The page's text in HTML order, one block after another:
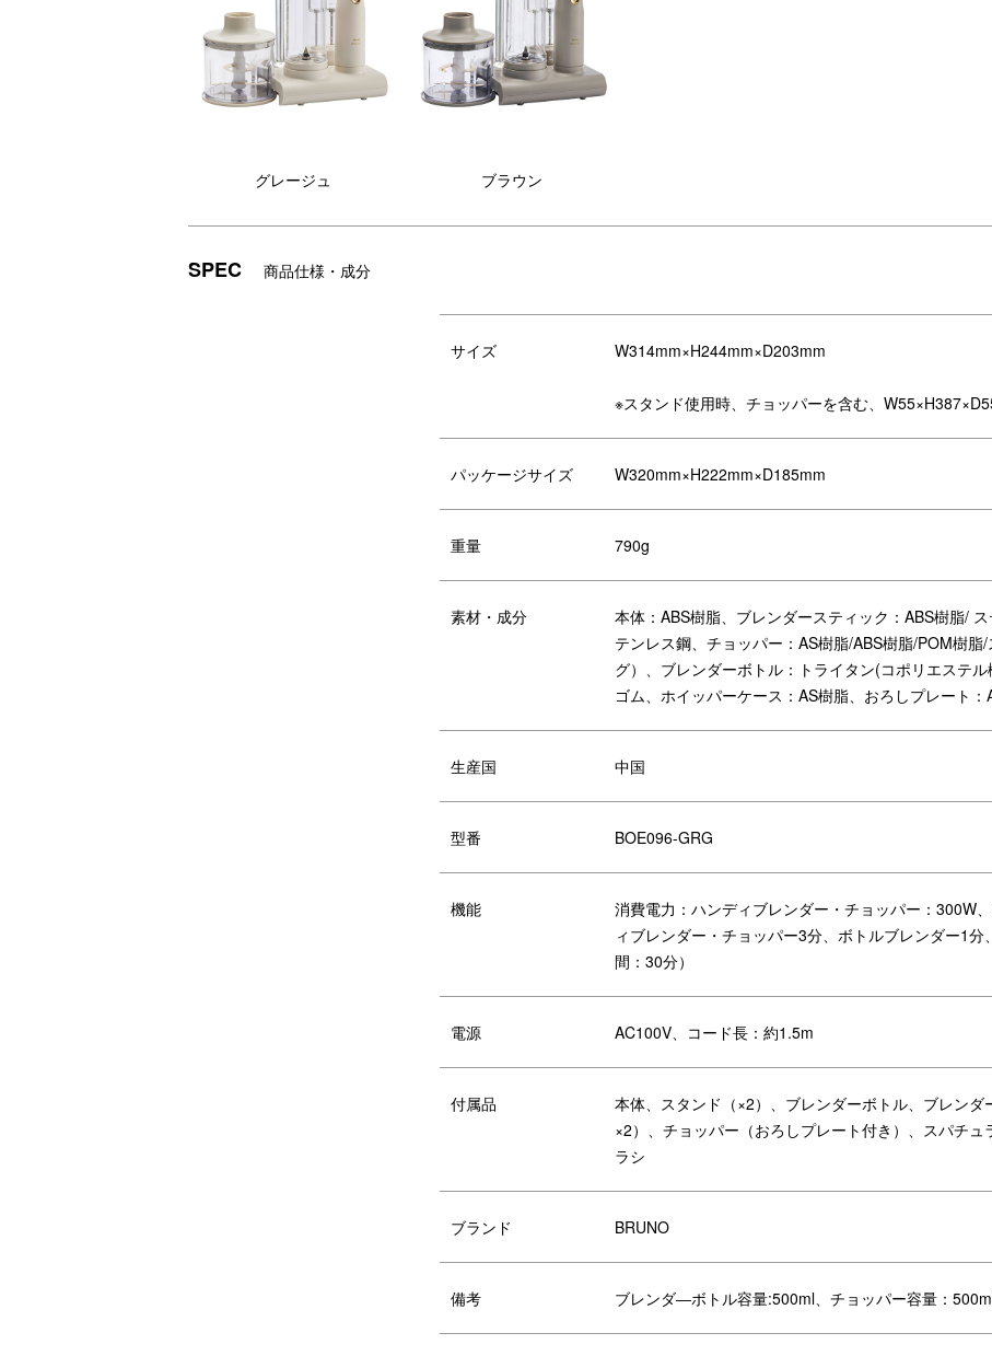
忙しい朝も、仕事帰りの夕飯も、のんびりおうちで過ごしたい休日のおやつも、だから、毎日つかいたい。
チョッパー
ホイッパーケース スパチュラ
ポタージュや離乳食、ディップやマヨネーズ等の調理に。
ボウルなど、深さのある容器の中に直接入れてご使用いただけます。付属のホイッパーケースも使用可能。
ボトルと本体をスタンドに取り付けて使用します。毎朝のスムージーやジュースづくりに◎！
氷(※家庭の製氷皿で作った氷をご使用ください)を砕くこともでき、クラッシュアイスも作れます。
グレージュ ブラウン
SPEC 商品仕様・成分
サイズ W314mm×H244mm×D203mm
※スタンド使用時、チョッパーを含む、
パッケージサイズ W320mm×H222mm×D185mm
重量 790g
素材・成分
本体：ABS樹脂、ブレンダースティック：ABS樹脂/
テンレス鋼、チョッパー：AS樹脂/ABS樹脂/POM樹
グ）、ブレンダーボトル：トライタン(コポリエステ
ゴム、ホイッパーケース：AS樹脂、おろしプレート
生産国 中国
型番 BOE096-GRG
機能
消費電力：ハンディブレンダー・チョッパー：300W
ィブレンダー・チョッパー3分、ボトルブレンダー1
間：30分）
電源 AC100V、コード長：約1.5m
付属品
本体、スタンド（×2）、ブレンダーボトル、ブレン
×2）、チョッパー（おろしプレート付き）、スパチ
ラシ
ブランド BRUNO
備考 ブレンダ―ボトル容量:500ml、チョッパー容量：